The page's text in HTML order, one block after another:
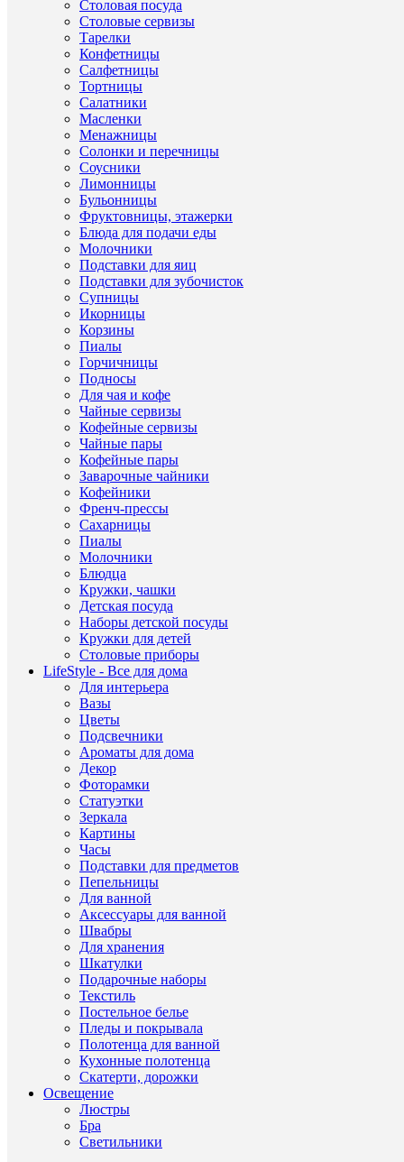
Столовая посуда
Столовые сервизы
Тарелки
Конфетницы
Салфетницы
Тортницы
Салатники
Масленки
Менажницы
Солонки и перечницы
Соусники
Лимонницы
Бульонницы
Фруктовницы, этажерки
Блюда для подачи еды
Молочники
Подставки для яиц
Подставки для зубочисток
Супницы
Икорницы
Корзины
Пиалы
Горчичницы
Подносы
Для чая и кофе
Чайные сервизы
Кофейные сервизы
Чайные пары
Кофейные пары
Заварочные чайники
Кофейники
Френч-прессы
Сахарницы
Пиалы
Молочники
Блюдца
Кружки, чашки
Детская посуда
Наборы детской посуды
Кружки для детей
Столовые приборы
LifeStyle - Все для дома
Для интерьера
Вазы
Цветы
Подсвечники
Ароматы для дома
Декор
Фоторамки
Статуэтки
Зеркала
Картины
Часы
Подставки для предметов
Пепельницы
Для ванной
Аксессуары для ванной
Швабры
Для хранения
Шкатулки
Подарочные наборы
Текстиль
Постельное белье
Пледы и покрывала
Полотенца для ванной
Кухонные полотенца
Скатерти, дорожки
Освещение
Люстры
Бра
Светильники